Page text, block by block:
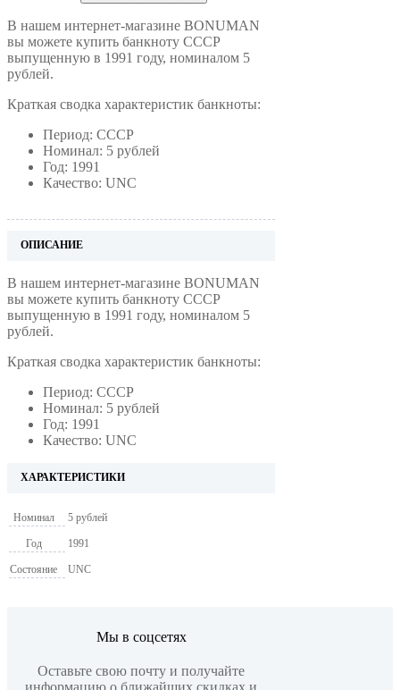
В нашем интернет-магазине BONUMAN
вы можете купить банкноту СССР
выпущенную в 1991 году, номиналом 5
рублей.
Краткая сводка характеристик банкноты:
Период: СССР
Номинал: 5 рублей
Год: 1991
Качество: UNC
ОПИСАНИЕ
В нашем интернет-магазине BONUMAN
вы можете купить банкноту СССР
выпущенную в 1991 году, номиналом 5
рублей.
Краткая сводка характеристик банкноты:
Период: СССР
Номинал: 5 рублей
Год: 1991
Качество: UNC
ХАРАКТЕРИСТИКИ
Номинал 5 рублей
Год 1991
Состояние UNC
Мы в соцсетях
Оставьте свою почту и получайте
информацию о ближайших скидках и